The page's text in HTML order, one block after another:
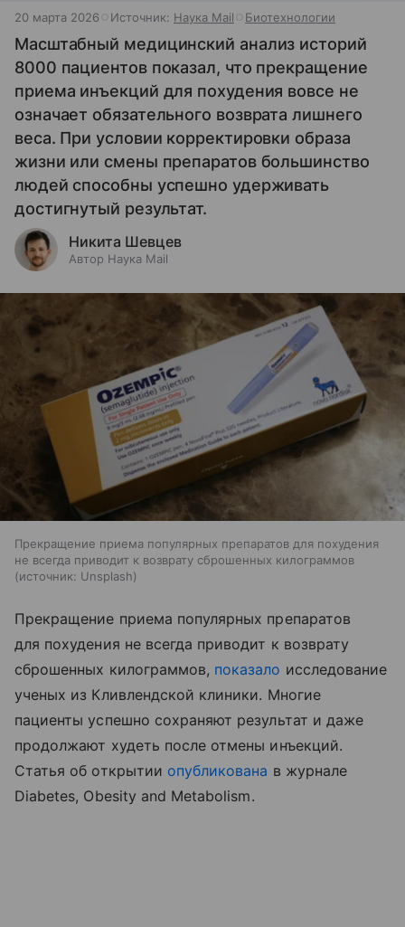
20 марта 2026 Источник: Наука Mail Биотехнологии
Масштабный медицинский анализ историй
8000 пациентов показал, что прекращение
приема инъекций для похудения вовсе не
означает обязательного возврата лишнего
веса. При условии корректировки образа
жизни или смены препаратов большинство
людей способны успешно удерживать
достигнутый результат.
Никита Шевцев
Автор Наука Mail
Прекращение приема популярных препаратов для похудения
не всегда приводит к возврату сброшенных килограммов
источник: Unsplash
Прекращение приема популярных препаратов
для похудения не всегда приводит к возврату
сброшенных килограммов, показало исследование
ученых из Кливлендской клиники. Многие
пациенты успешно сохраняют результат и даже
продолжают худеть после отмены инъекций.
Статья об открытии опубликована в журнале
Diabetes, Obesity and Metabolism.